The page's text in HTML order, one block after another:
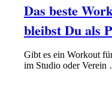
Das beste
bleibst Du als
Gibt es ein Workout
im Studio oder